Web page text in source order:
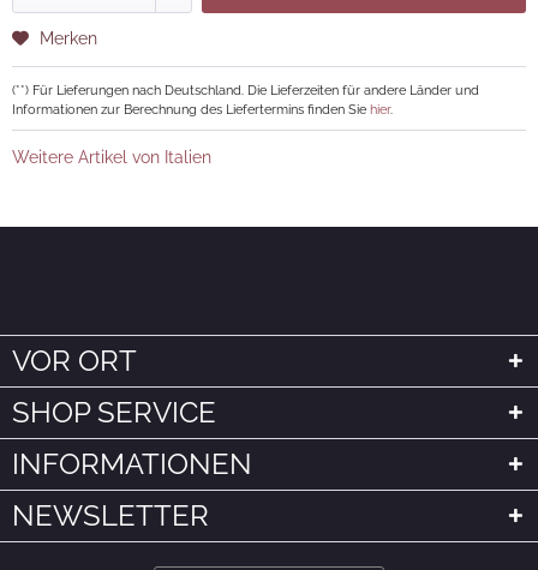
Merken
(**) Für Lieferungen nach Deutschland. Die Lieferzeiten für andere Länder und
Informationen zur Berechnung des Liefertermins finden Sie hier.
Weitere Artikel von Italien
VOR ORT
SHOP SERVICE
INFORMATIONEN
NEWSLETTER